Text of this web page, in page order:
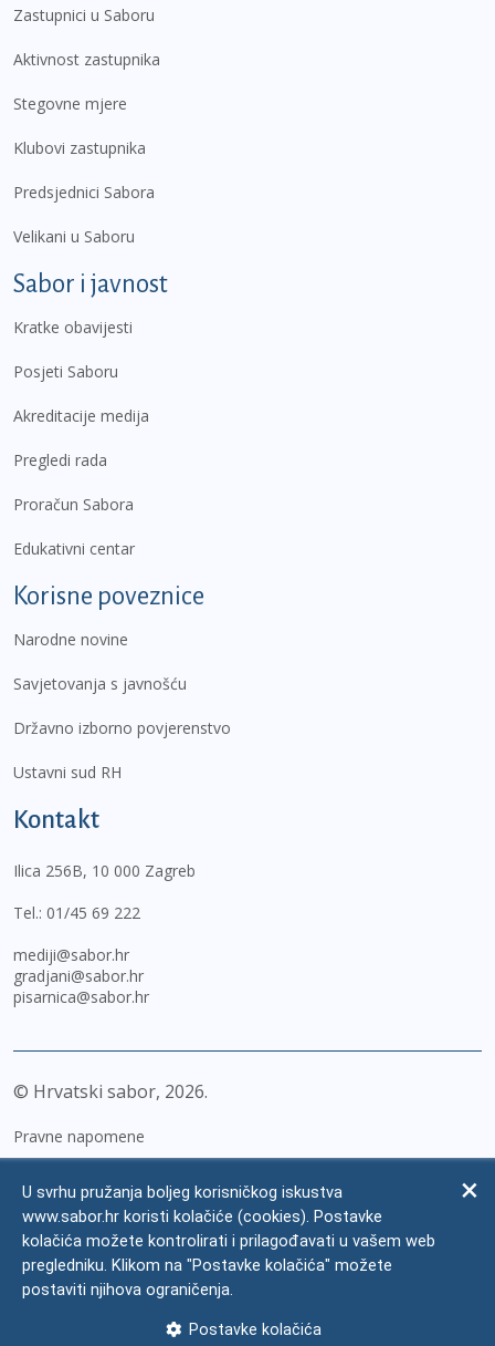
Zastupnici u Saboru
Aktivnost zastupnika
Stegovne mjere
Klubovi zastupnika
Predsjednici Sabora
Velikani u Saboru
Sabor i javnost
Kratke obavijesti
Posjeti Saboru
Akreditacije medija
Pregledi rada
Proračun Sabora
Edukativni centar
Korisne poveznice
Narodne novine
Savjetovanja s javnošću
Državno izborno povjerenstvo
Ustavni sud RH
Kontakt
Ilica 256B, 10 000 Zagreb
Tel.: 01/45 69 222
mediji@sabor.hr
gradjani@sabor.hr
pisarnica@sabor.hr
© Hrvatski sabor, 2026
Pravne napomene
Zaštita osobnih podataka
Impressum
Česta pitanja
U svrhu pružanja boljeg korisničkog iskustva
www.sabor.hr koristi kolačiće (cookies). Postavke
kolačića možete kontrolirati i prilagođavati u vašem web
pregledniku. Klikom na "Postavke kolačića" možete
postaviti njihova ograničenja.
Postavke kolačića